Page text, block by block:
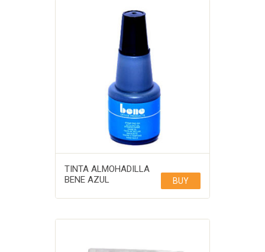
TINTA ALMOHADILLA
BENE AZUL
BUY